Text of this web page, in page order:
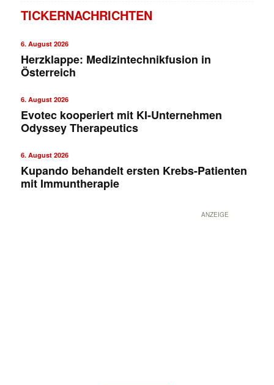
TICKERNACHRICHTEN
6. August 2026
Herzklappe: Medizintechnikfusion in
Österreich
6. August 2026
Evotec kooperiert mit KI-Unternehmen
Odyssey Therapeutics
6. August 2026
Kupando behandelt ersten Krebs-Patienten
mit Immuntherapie
ANZEIGE